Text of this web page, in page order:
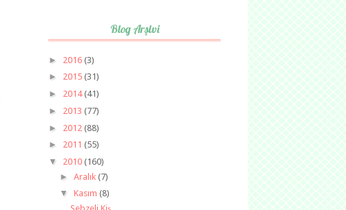
Blog Arşivi
► 2016 (3)
► 2015 (31)
► 2014(41)
► 2013 (77)
► 2012 (88)
► 2011 (55)
▼ 2010 (160)
► Aralık (7)
▼ Kasım (8)